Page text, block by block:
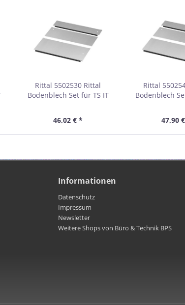
Rittal 5502530 Rittal
Bodenblech Set für TS IT
Schrankbreite
46,02 € *
Rittal
Bodenblech
47,90
Informationen
Datenschutz
Impressum
Newsletter
Weitere Shops von Büro & Technik BPS